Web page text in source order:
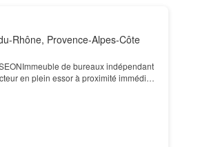
Rhône, Provence-Alpes-Côte
de bureaux indépendant
en plein essor à proximité immédiate